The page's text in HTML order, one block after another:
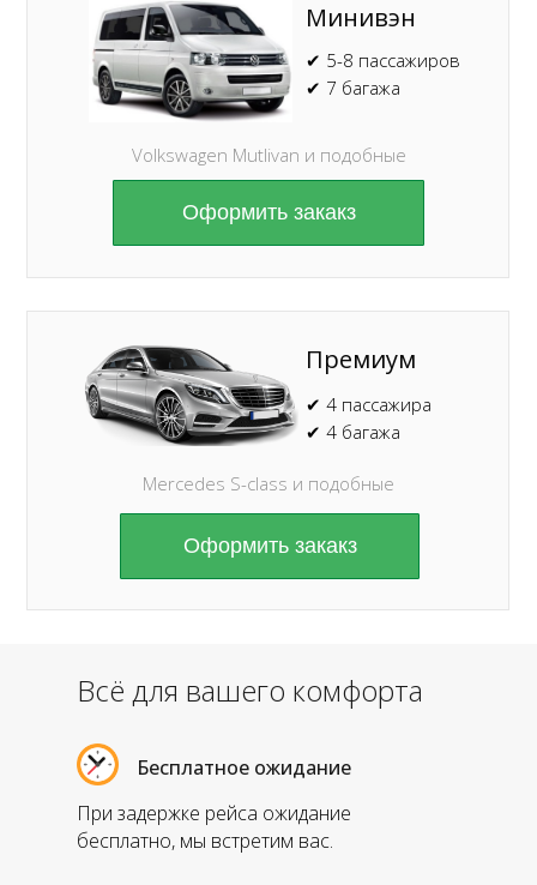
Минивэн
Volkswagen Mutlivan и подобные
✔ 5-8 пассажиров
✔ 7 багажа
Премиум
Mercedes S-class и подобные
✔ 4 пассажира
✔ 4 багажа
Оформить закакз
Оформить закакз
При задержке рейса ожидание
бесплатно, мы встретим вас.
Бесплатное ожидание
Всё для вашего комфорта